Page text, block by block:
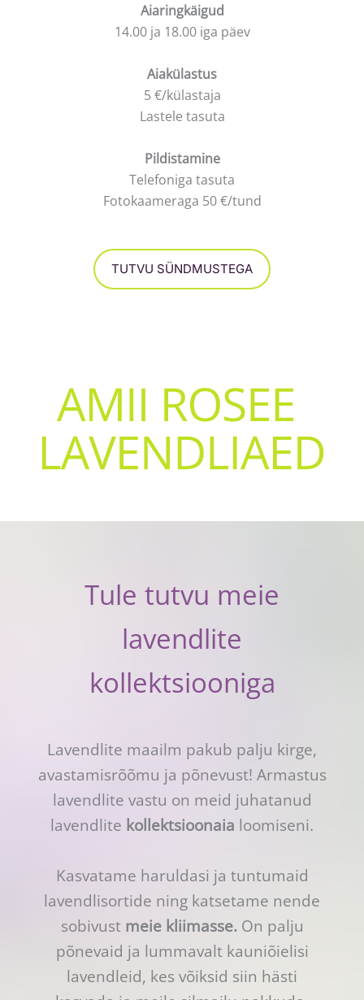
Aiaringkäigud
14.00 ja 18.00 iga päev
Aiakülastus
5 €/külastaja
Lastele tasuta
Pildistamine
Telefoniga tasuta
Fotokaameraga 50 €/tund
TUTVU SÜNDMUSTEGA
Tule tutvu meie
lavendlite
kollektsiooniga
Lavendlite maailm pakub palju kirge,
avastamisrõõmu ja põnevust! Armastus
lavendlite vastu on meid juhatanud
lavendlite kollektsioonaia loomiseni.
Kasvatame haruldasi ja tuntumaid
lavendlisortide ning katsetame nende
sobivust meie kliimasse.On palju
põnevaid ja lummavalt kauniõielisi
lavendleid, kes võiksid siin hästi